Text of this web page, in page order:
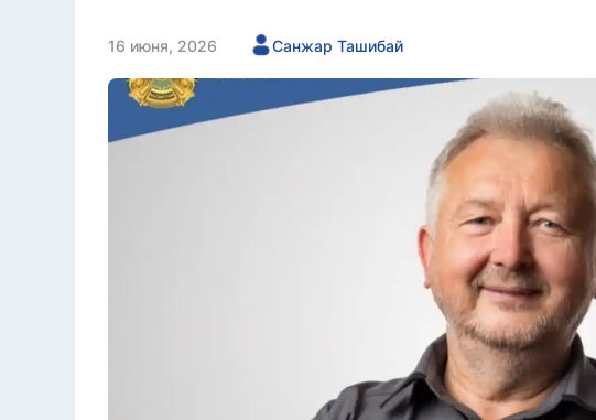
16 июня, 2026 Санжар Ташибай